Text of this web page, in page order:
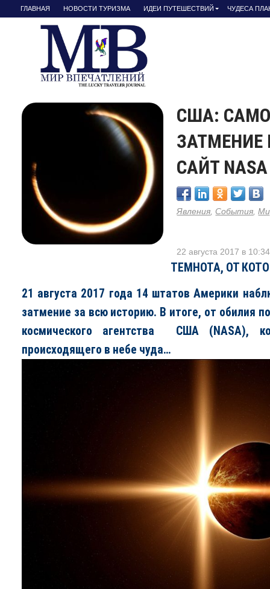
ГЛАВНАЯ НОВОСТИ ТУРИЗМА ИДЕИ ПУТЕШЕСТВИЙ ЧУДЕСА
США:
ЗАТМЕНИЕ
САЙТ NASA
Явления События ,
22 августа 2017 в
ТЕМНОТА, ОТ
21 августа 2017 года 14 штатов Америки
затмение за всю историю. В итоге, от обилия
космического агентства США (NASA),
происходящего в небе чуда…